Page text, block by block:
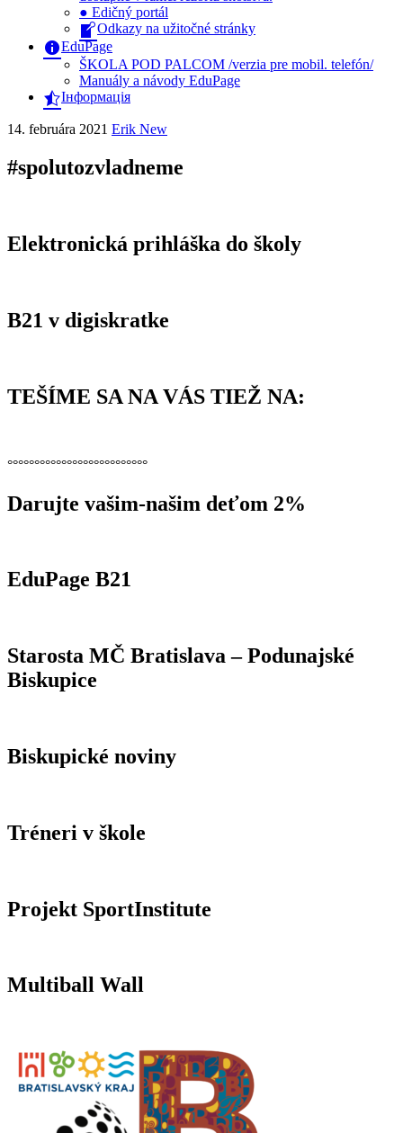
● Edičný portál
Odkazy na užitočné stránky
EduPage
ŠKOLA POD PALCOM /verzia pre mobil. telefón/
Manuály a návody EduPage
Інформація
14. februára 2021 Erik New
#spolutozvladneme
Elektronická prihláška do školy
B21 v digiskratke
TEŠÍME SA NA VÁS TIEŽ NA:
°°°°°°°°°°°°°°°°°°°°°°°°°°
Darujte vašim-našim deťom 2%
EduPage B21
Starosta MČ Bratislava – Podunajské
Biskupice
Biskupické noviny
Tréneri v škole
Projekt SportInstitute
Multiball Wall